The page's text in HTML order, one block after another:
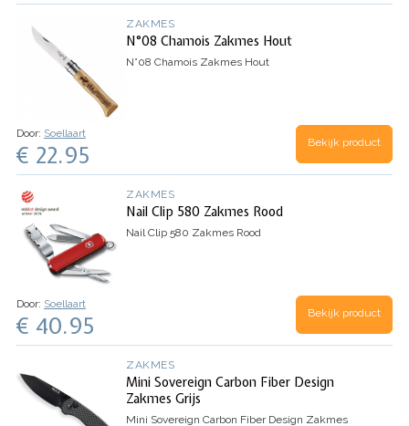
ZAKMES
N°08 Chamois Zakmes Hout
N°08 Chamois Zakmes Hout
Door: Soellaart
€ 22.95 Bekijk product
ZAKMES
Nail Clip 580 Zakmes Rood
Nail Clip 580 Zakmes Rood
Door: Soellaart
€ 40.95 Bekijk product
ZAKMES
Mini Sovereign Carbon Fiber Design
Zakmes Grijs
Mini Sovereign Carbon Fiber Design Zakmes